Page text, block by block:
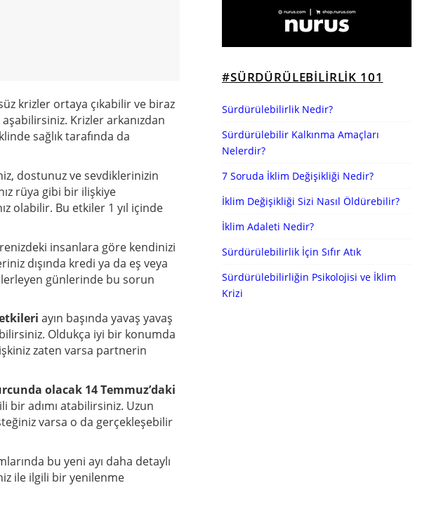
krizler ortaya çıkabilir ve biraz
Krizler arkanızdan
sağlık tarafında da
dostunuz ve sevdiklerinizin
rüya gibi bir ilişkiye
olabilir. Bu etkiler 1 yıl içinde
insanlara göre kendinizi
dışında kredi ya da eş veya
günlerinde bu sorun
ayın başında yavaş yavaş
Oldukça iyi bir konumda
zaten varsa partnerin
olacak 14 Temmuz’daki
bir adımı atabilirsiniz. Uzun
varsa o da gerçekleşebilir
bu yeni ayı daha detaylı
ile ilgili bir yenilenme
#SÜRDÜRÜLEBILIRLIK 101
Sürdürülebilirlik Nedir?
Sürdürülebilir Kalkınma Amaçları
Nelerdir?
7 Soruda İklim Değişikliği Nedir?
İklim Değişikliği Sizi Nasıl Öldürebilir?
İklim Adaleti Nedir?
Sürdürülebilirlik İçin Sıfır Atık
Sürdürülebilirliğin Psikolojisi ve İklim
Krizi